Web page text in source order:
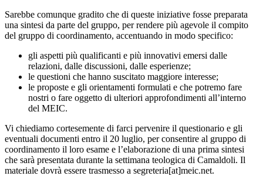
Sarebbe comunque gradito che di queste iniziative fosse preparata
una sintesi da parte del gruppo, per rendere più agevole il compito
del gruppo di coordinamento, accentuando in modo specifico:
gli aspetti più qualificanti e più innovativi emersi dalle
relazioni, dalle discussioni, dalle esperienze;
le questioni che hanno suscitato maggiore interesse;
le proposte e gli orientamenti formulati e che potremo fare
nostri o fare oggetto di ulteriori approfondimenti all’interno
del MEIC.
Vi chiediamo cortesemente di farci pervenire il questionario e gli
eventuali documenti entro il 20 luglio, per consentire al gruppo di
coordinamento il loro esame e l’elaborazione di una prima sintesi
che sarà presentata durante la settimana teologica di Camaldoli. Il
materiale dovrà essere trasmesso a segreteria[at]meic.net.